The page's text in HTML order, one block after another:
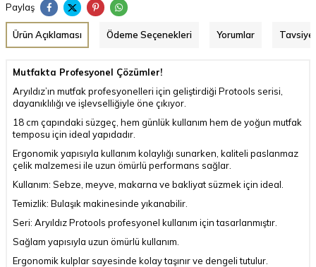
Paylaş
Ürün Açıklaması Ödeme Seçenekleri Yorumlar Tavsiye
Mutfakta Profesyonel Çözümler!
Aryıldız’ın mutfak profesyonelleri için geliştirdiği Protools serisi,
dayanıklılığı ve işlevselliğiyle öne çıkıyor.
18 cm çapındaki süzgeç, hem günlük kullanım hem de yoğun mutfak
temposu için ideal yapıdadır.
Ergonomik yapısıyla kullanım kolaylığı sunarken, kaliteli paslanmaz
çelik malzemesi ile uzun ömürlü performans sağlar.
Kullanım: Sebze, meyve, makarna ve bakliyat süzmek için ideal.
Temizlik: Bulaşık makinesinde yıkanabilir.
Seri: Aryıldız Protools profesyonel kullanım için tasarlanmıştır.
Sağlam yapısıyla uzun ömürlü kullanım.
Ergonomik kulplar sayesinde kolay taşınır ve dengeli tutulur.